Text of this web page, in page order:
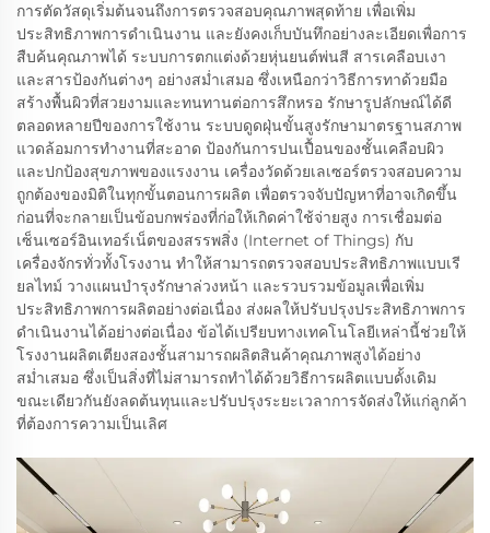
การตัดวัสดุเริ่มต้นจนถึงการตรวจสอบคุณภาพสุดท้าย เพื่อเพิ่ม
ประสิทธิภาพการดำเนินงาน และยังคงเก็บบันทึกอย่างละเอียดเพื่อการ
สืบค้นคุณภาพได้ ระบบการตกแต่งด้วยหุ่นยนต์พ่นสี สารเคลือบเงา
และสารป้องกันต่างๆ อย่างสม่ำเสมอ ซึ่งเหนือกว่าวิธีการทาด้วยมือ
สร้างพื้นผิวที่สวยงามและทนทานต่อการสึกหรอ รักษารูปลักษณ์ได้ดี
ตลอดหลายปีของการใช้งาน ระบบดูดฝุ่นขั้นสูงรักษามาตรฐานสภาพ
แวดล้อมการทำงานที่สะอาด ป้องกันการปนเปื้อนของชั้นเคลือบผิว
และปกป้องสุขภาพของแรงงาน เครื่องวัดด้วยเลเซอร์ตรวจสอบความ
ถูกต้องของมิติในทุกขั้นตอนการผลิต เพื่อตรวจจับปัญหาที่อาจเกิดขึ้น
ก่อนที่จะกลายเป็นข้อบกพร่องที่ก่อให้เกิดค่าใช้จ่ายสูง การเชื่อมต่อ
เซ็นเซอร์อินเทอร์เน็ตของสรรพสิ่ง (Internet of Things) กับ
เครื่องจักรทั่วทั้งโรงงาน ทำให้สามารถตรวจสอบประสิทธิภาพแบบเรี
ยลไทม์ วางแผนบำรุงรักษาล่วงหน้า และรวบรวมข้อมูลเพื่อเพิ่ม
ประสิทธิภาพการผลิตอย่างต่อเนื่อง ส่งผลให้ปรับปรุงประสิทธิภาพการ
ดำเนินงานได้อย่างต่อเนื่อง ข้อได้เปรียบทางเทคโนโลยีเหล่านี้ช่วยให้
โรงงานผลิตเตียงสองชั้นสามารถผลิตสินค้าคุณภาพสูงได้อย่าง
สม่ำเสมอ ซึ่งเป็นสิ่งที่ไม่สามารถทำได้ด้วยวิธีการผลิตแบบดั้งเดิม
ขณะเดียวกันยังลดต้นทุนและปรับปรุงระยะเวลาการจัดส่งให้แก่ลูกค้า
ที่ต้องการความเป็นเลิศ